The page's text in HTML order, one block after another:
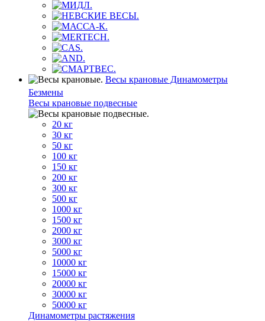
Весы крановые Динамометры
Безмены
Весы крановые подвесные
20 кг
30 кг
50 кг
100 кг
150 кг
200 кг
300 кг
500 кг
1000 кг
1500 кг
2000 кг
3000 кг
5000 кг
10000 кг
15000 кг
20000 кг
30000 кг
50000 кг
Динамометры растяжения